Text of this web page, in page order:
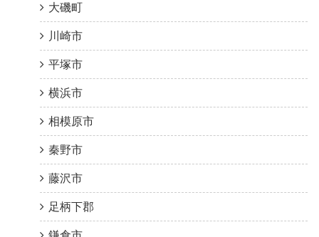
大磯町
川崎市
平塚市
横浜市
相模原市
秦野市
藤沢市
足柄下郡